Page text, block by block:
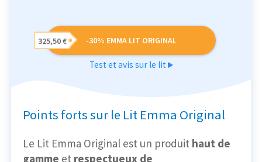
-30% EMMA LIT ORIGINAL
325,50 €
Test et avis sur le lit
Points forts sur le Lit Emma Original
Le Lit Emma Original est un produit haut de
gamme et respectueux de